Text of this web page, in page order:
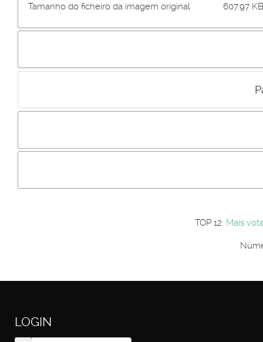
Tamanho do ficheiro da imagem original 607.97
Incluir imagem :
Os
Primeiro autentique-se...
TOP 12: Mais
LOGIN